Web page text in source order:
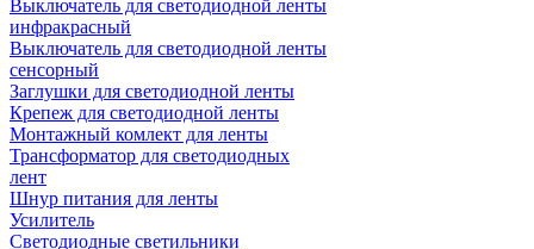
Выключатель для светодиодной ленты
инфракрасный
Выключатель для светодиодной ленты
сенсорный
Заглушки для светодиодной ленты
Крепеж для светодиодной ленты
Монтажный комлект для ленты
Трансформатор для светодиодных
лент
Шнур питания для ленты
Усилитель
Светодиодные светильники